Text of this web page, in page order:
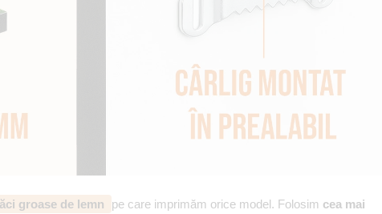
groase de lemn pe care imprimăm orice model. Folosim cea mai